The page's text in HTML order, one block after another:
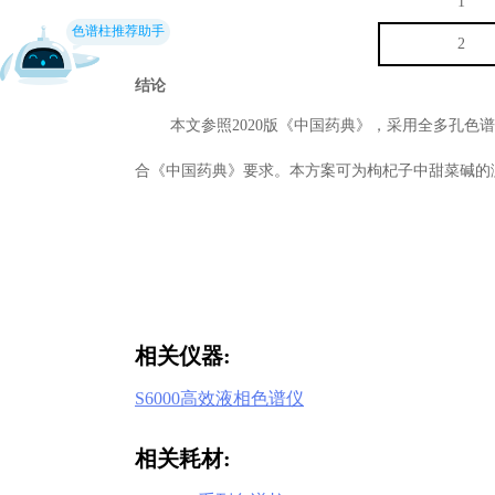
2
结论
本文参照2020版《中国药典》，采用全多孔色
合《中国药典》要求。本方案可为枸杞子中甜菜碱
相关仪器:
S6000高效液相色谱仪
相关耗材:
色谱柱推荐助手